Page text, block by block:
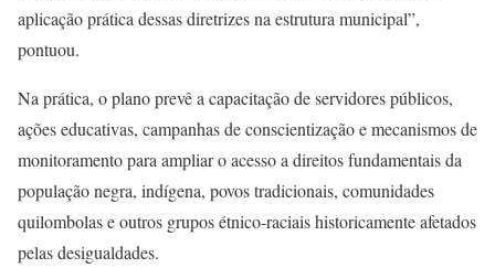
aplicação prática dessas diretrizes na estrutura municipal”,
pontuou.
Na prática, o plano prevê a capacitação de servidores públicos,
ações educativas, campanhas de conscientização e mecanismos de
monitoramento para ampliar o acesso a direitos fundamentais da
população negra, indígena, povos tradicionais, comunidades
quilombolas e outros grupos étnico-raciais historicamente afetados
pelas desigualdades.